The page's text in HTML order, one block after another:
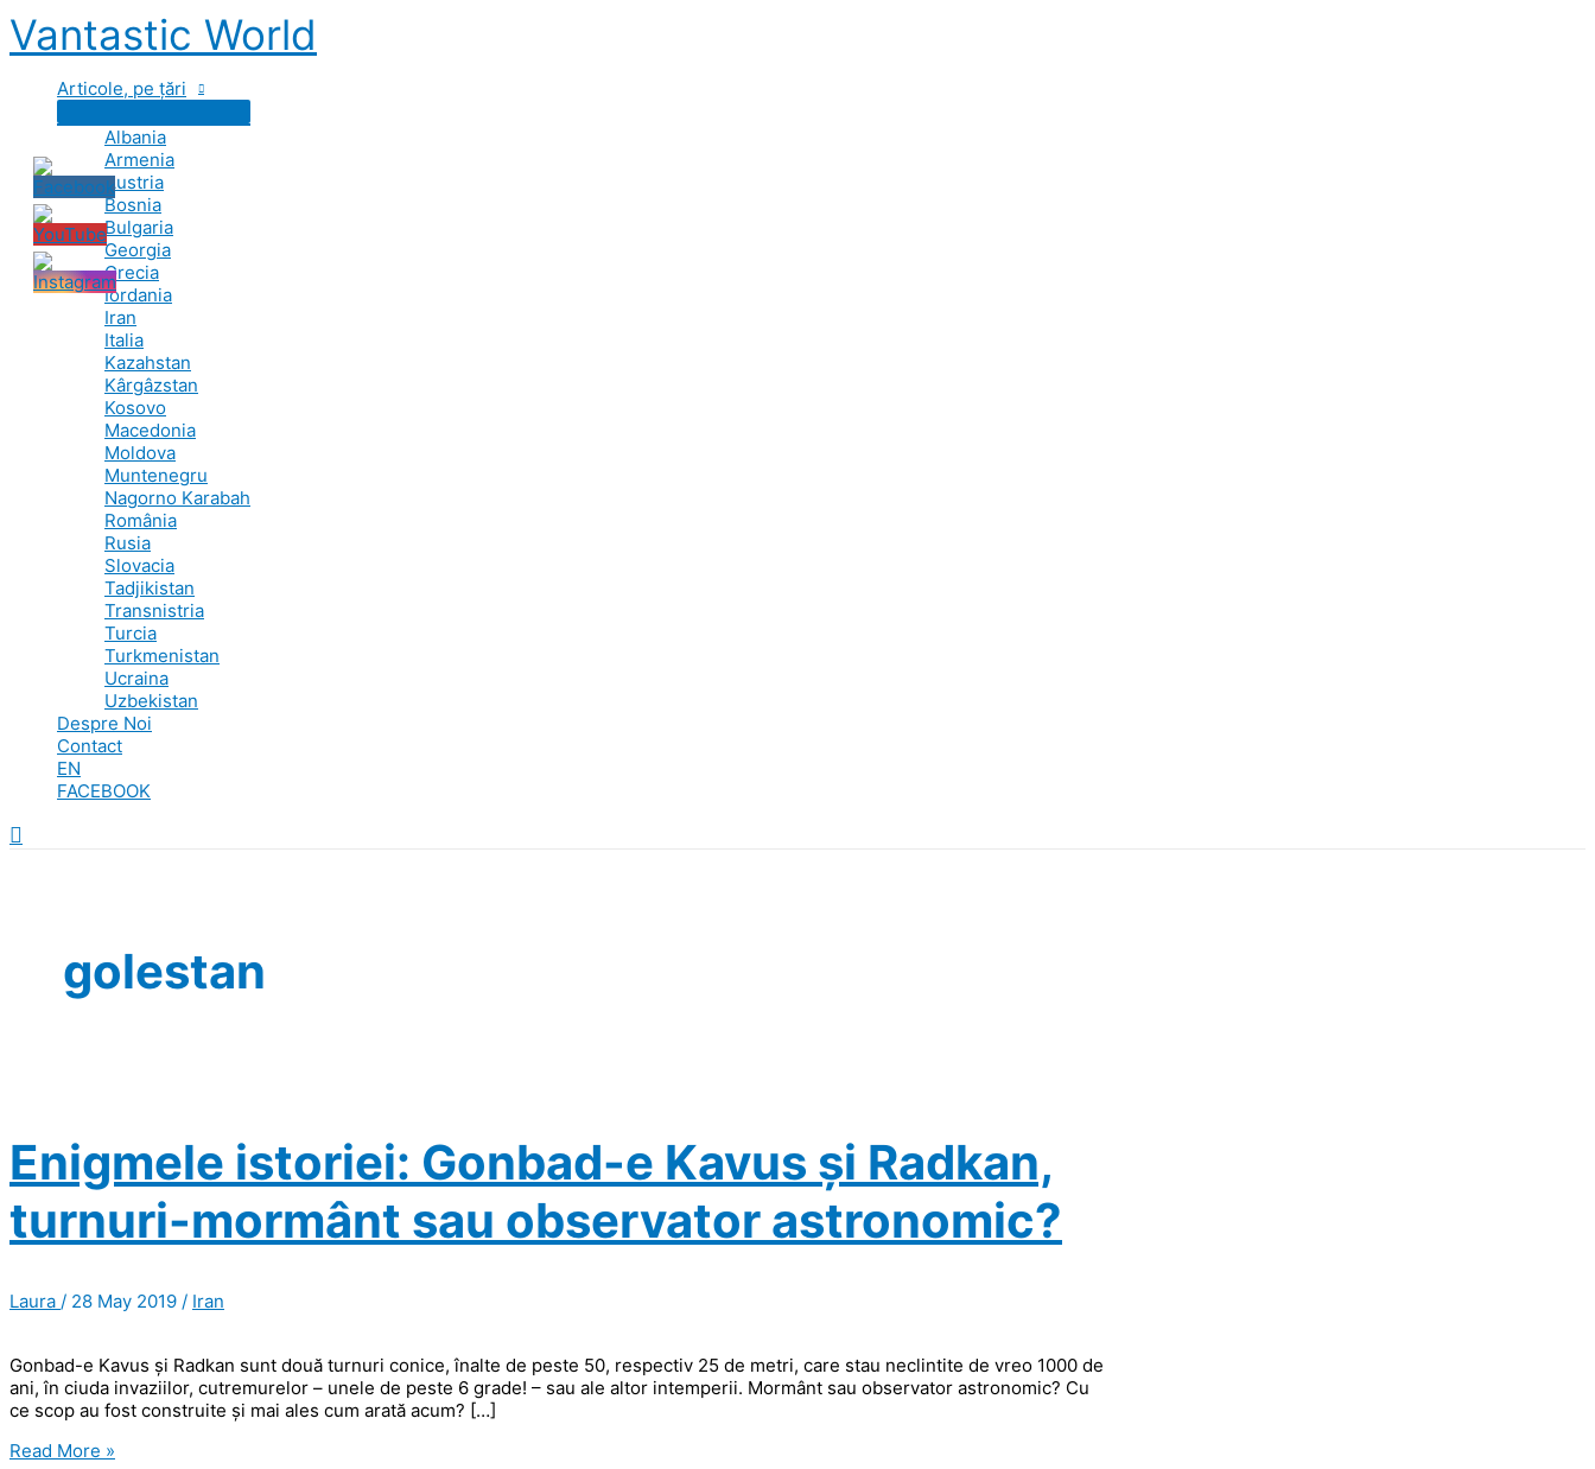
Skip
to
Vantastic World
Articole, pe țări
Albania
Armenia
Austria
Bosnia
Bulgaria
Georgia
Grecia
Iordania
Iran
Italia
Kazahstan
Kârgâzstan
Kosovo
Macedonia
Moldova
Muntenegru
Nagorno Karabah
România
Rusia
Slovacia
Tadjikistan
Transnistria
Turcia
Turkmenistan
Ucraina
Uzbekistan
Despre Noi
Contact
EN
FACEBOOK
Search
golestan
Enigmele istoriei: Gonbad-e Kavus și Radkan,
turnuri-mormânt sau observator astronomic?
Laura / 28 May 2019 / Iran
Gonbad-e Kavus și Radkan sunt două turnuri conice, înalte de peste 50, respectiv 25 de metri, care stau neclintite de vreo 1000 de
ani, în ciuda invaziilor, cutremurelor – unele de peste 6 grade! – sau ale altor intemperii. Mormânt sau observator astronomic? Cu
ce scop au fost construite și mai ales cum arată acum? […]
Enigmele
Read More »